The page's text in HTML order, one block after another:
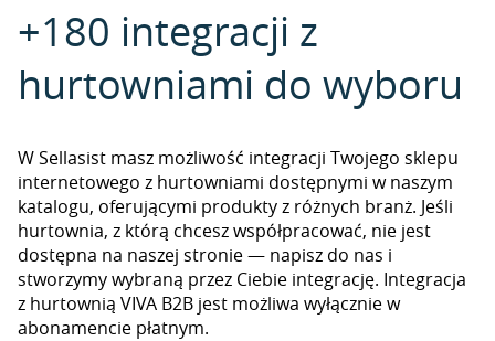
+180 integracji z
hurtowniami do wyboru
W Sellasist masz możliwość integracji Twojego sklepu
internetowego z hurtowniami dostępnymi w naszym
katalogu, oferującymi produkty z różnych branż. Jeśli
hurtownia, z którą chcesz współpracować, nie jest
dostępna na naszej stronie — napisz do nas i
stworzymy wybraną przez Ciebie integrację. Integracja
z hurtownią VIVA B2B jest możliwa wyłącznie w
abonamencie płatnym.